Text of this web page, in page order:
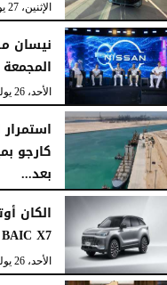
الإثنين، 27 يوليو 2026
نيسان
المجمعة
الأحد، 26 يوليو 2026
كارجو
بعد...
الأحد، 26 يوليو 2026 05:52 مـ
الكان
BAIC X7 لفترة...
الأحد، 26 يوليو 2026